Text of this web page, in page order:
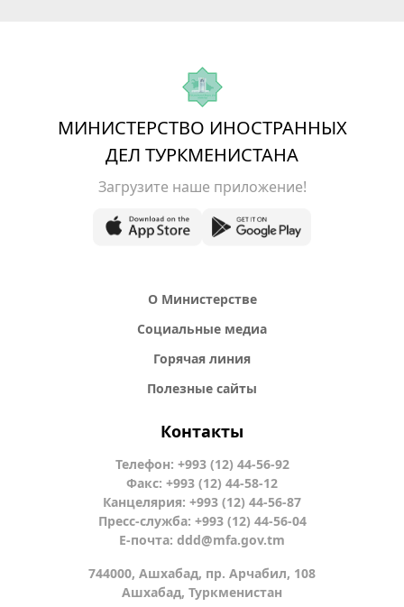
МИНИСТЕРСТВО ИНОСТРАННЫХ
ДЕЛ ТУРКМЕНИСТАНА
Загрузите наше приложение!
О Министерстве
Социальные медиа
Горячая линия
Полезные сайты
Контакты
Телефон: +993 (12) 44-56-92
Факс: +993 (12) 44-58-12
Канцелярия: +993 (12) 44-56-87
Пресс-служба: +993 (12) 44-56-04
Е-почта: ddd@mfa.gov.tm
744000, Ашхабад, пр. Арчабил, 108
Ашхабад, Туркменистан